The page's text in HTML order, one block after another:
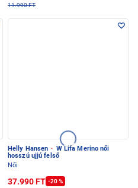
11.990 FT
Helly Hansen · W Lifa Merino női
hosszú ujjú felső
Női
37.990 FT -20 %